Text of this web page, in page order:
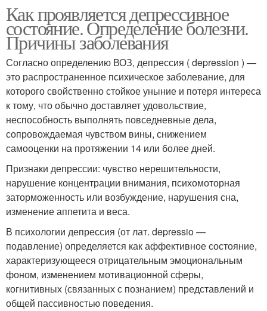
Как проявляется депрессивное
состояние. Определение болезни.
Причины заболевания
Согласно определению ВОЗ, депрессия ( depression ) —
это распространенное психическое заболевание, для
которого свойственно стойкое уныние и потеря интереса
к тому, что обычно доставляет удовольствие,
неспособность выполнять повседневные дела,
сопровождаемая чувством вины, снижением
самооценки на протяжении 14 или более дней.
Признаки депрессии: чувство нерешительности,
нарушение концентрации внимания, психомоторная
заторможенность или возбуждение, нарушения сна,
изменение аппетита и веса.
В психологии депрессия (от лат. depressio —
подавление) определяется как аффективное состояние,
характеризующееся отрицательным эмоциональным
фоном, изменением мотивационной сферы,
когнитивных (связанных с познанием) представлений и
общей пассивностью поведения.